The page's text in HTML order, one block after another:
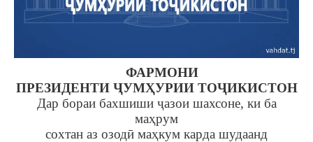
ФАРМОНИ
ПРЕЗИДЕНТИ ҶУМҲУРИИ ТОҶИКИСТОН
Дар бораи бахшиши ҷазои шахсоне, ки ба
маҳрум
сохтан аз озодӣ маҳкум карда шудаанд